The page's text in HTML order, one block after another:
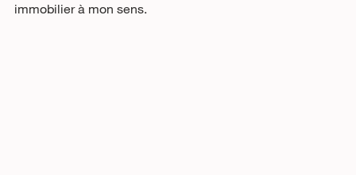
immobilier à mon sens.